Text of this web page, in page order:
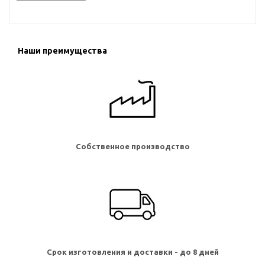
Наши преимущества
Собственное производство
Срок изготовления и доставки - до 8 дней